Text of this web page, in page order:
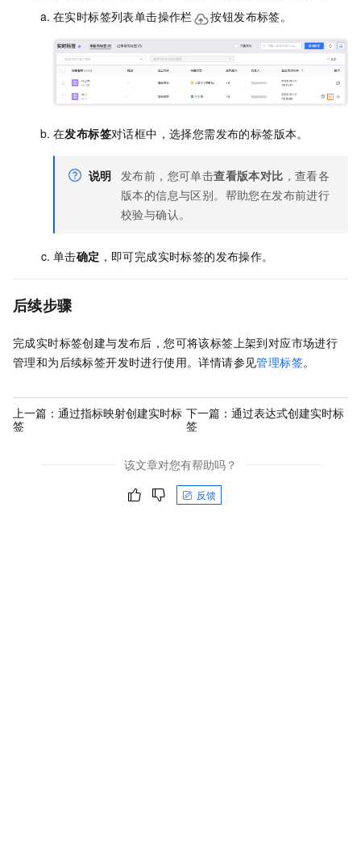
在实时标签列表单击操作栏
按钮发布标签。
在发布标签对话框中，选择您需发布的标签版本。
说明 发布前，您可单击查看版本对比 ，查看各
版本的信息与区别。帮助您在发布前进行
校验与确认。
单击确定 ，即可完成实时标签的发布操作。
后续步骤
完成实时标签创建与发布后，您可将该标签上架到对应市场进行
管理和为后续标签开发时进行使用。详情请参见管理标签。
上一篇： 通过指标映射创建实时标
签
下一篇： 通过表达式创建实时标
签
该文章对您有帮助吗？
反馈